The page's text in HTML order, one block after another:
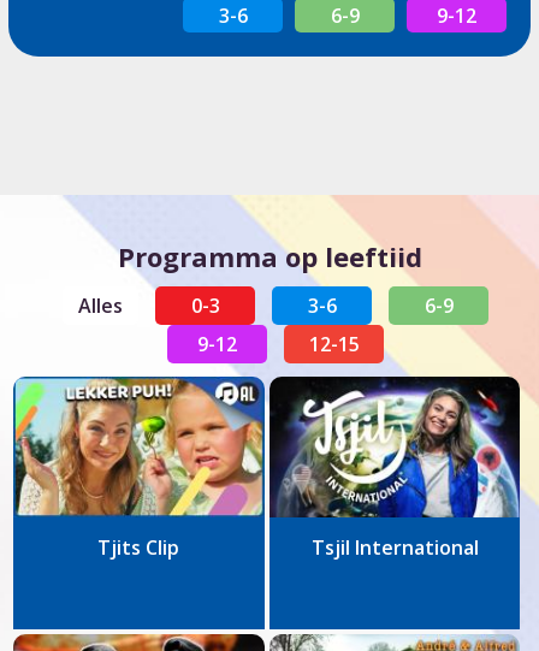
3-6 6-9 9-12
Programma op leeftiid
Alles 0-3 3-6
6-9
9-12
12-15
Tjits Clip Tsjil International